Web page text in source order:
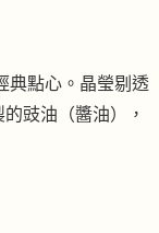
典點心。晶瑩剔透
豉油（醬油），